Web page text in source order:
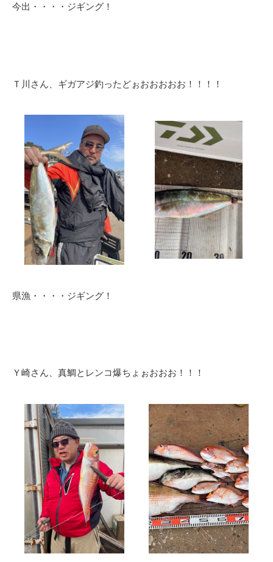
今出・・・・ジギング！
Ｔ川さん、ギガアジ釣ったどぉおおおおお！！！！
県漁・・・・ジギング！
Ｙ崎さん、真鯛とレンコ爆ちょぉおおお！！！